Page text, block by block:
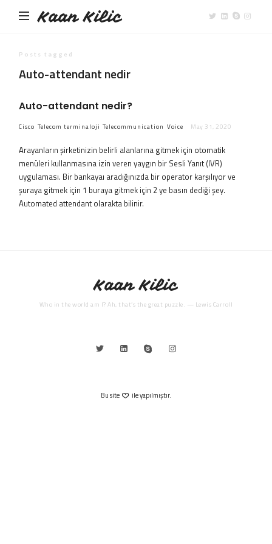
Kaan Kilic
Posts tagged
Auto-attendant nedir
Auto-attendant nedir?
Cisco Telecom terminaloji Telecommunication Voice May 31, 2020
Arayanların şirketinizin belirli alanlarına gitmek için otomatik
menüleri kullanmasına izin veren yaygın bir Sesli Yanıt (IVR)
uygulaması. Bir bankayaı aradığınızda bir operator karşılıyor ve
şuraya gitmek için 1 buraya gitmek için 2 ye basın dediği şey.
Automated attendant olarakta bilinir.
Kaan Kilic
Who in the world am I? Ah, that’s the great puzzle. — Lewis Carroll
Bu site ile yapılmıştır.